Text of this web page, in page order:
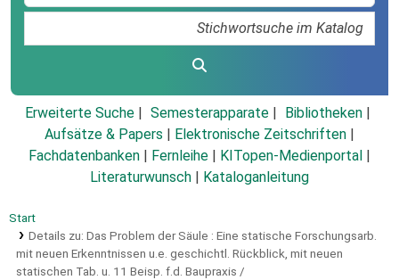
Erweiterte Suche Semesterapparate
Bibliotheken
Aufsätze & Papers
Elektronische Zeitschriften
Fachdatenbanken
Fernleihe KITopen-Medienportal
Literaturwunsch
Kataloganleitung
Start
Details zu: Das Problem der Säule : Eine statische Forschungsarb.
mit neuen Erkenntnissen u.e. geschichtl. Rückblick, mit neuen
statischen Tab. u. 11 Beisp. f.d. Baupraxis /